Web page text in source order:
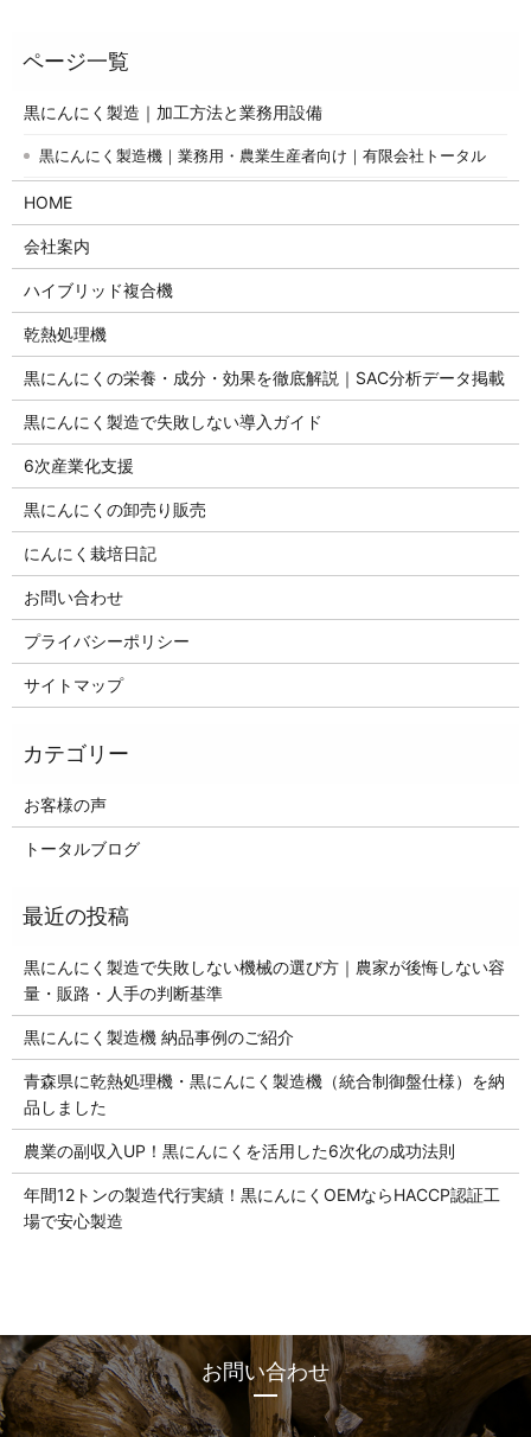
黒にんにく製造｜加工方法と業務用設備
黒にんにく製造機｜業務用・農業生産者向け｜有限会社トータル
HOME
会社案内
ハイブリッド複合機
乾熱処理機
黒にんにくの栄養・成分・効果を徹底解説｜SAC分析データ掲載
黒にんにく製造で失敗しない導入ガイド
6次産業化支援
黒にんにくの卸売り販売
にんにく栽培日記
お問い合わせ
プライバシーポリシー
サイトマップ
お客様の声
トータルブログ
黒にんにく製造で失敗しない機械の選び方｜農家が後悔しない容
量・販路・人手の判断基準
黒にんにく製造機 納品事例のご紹介
青森県に乾熱処理機・黒にんにく製造機（統合制御盤仕様）を納
品しました
農業の副収入UP！黒にんにくを活用した6次化の成功法則
年間12トンの製造代行実績！黒にんにくOEMならHACCP認証工
場で安心製造
お問い合わせ